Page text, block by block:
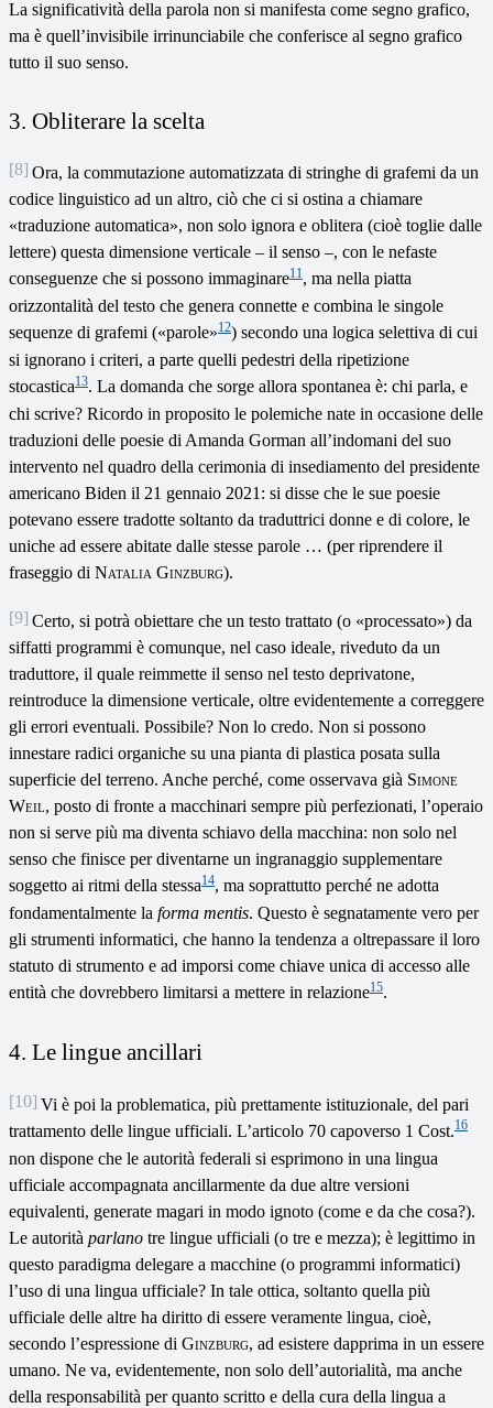
La significatività della parola non si manifesta come segno grafico,
ma è quell’invisibile irrinunciabile che conferisce al segno grafico
tutto il suo senso.
3. Obliterare la scelta
[8] Ora, la commutazione automatizzata di stringhe di grafemi da un
codice linguistico ad un altro, ciò che ci si ostina a chiamare
«traduzione automatica», non solo ignora e oblitera (cioè toglie dalle
lettere) questa dimensione verticale – il senso –, con le nefaste
conseguenze che si possono immaginare11 , ma nella piatta
orizzontalità del testo che genera connette e combina le singole
sequenze di grafemi («parole»12) secondo una logica selettiva di cui
si ignorano i criteri, a parte quelli pedestri della ripetizione
stocastica13. La domanda che sorge allora spontanea è: chi parla, e
chi scrive? Ricordo in proposito le polemiche nate in occasione delle
traduzioni delle poesie di Amanda Gorman all’indomani del suo
intervento nel quadro della cerimonia di insediamento del presidente
americano Biden il 21 gennaio 2021: si disse che le sue poesie
potevano essere tradotte soltanto da traduttrici donne e di colore, le
uniche ad essere abitate dalle stesse parole … (per riprendere il
fraseggio di Natalia Ginzburg).
[9] Certo, si potrà obiettare che un testo trattato (o «processato») da
siffatti programmi è comunque, nel caso ideale, riveduto da un
traduttore, il quale reimmette il senso nel testo deprivatone,
reintroduce la dimensione verticale, oltre evidentemente a correggere
gli errori eventuali. Possibile? Non lo credo. Non si possono
innestare radici organiche su una pianta di plastica posata sulla
superficie del terreno. Anche perché, come osservava già Simone
Weil, posto di fronte a macchinari sempre più perfezionati, l’operaio
non si serve più ma diventa schiavo della macchina: non solo nel
senso che finisce per diventarne un ingranaggio supplementare
soggetto ai ritmi della stessa14, ma soprattutto perché ne adotta
fondamentalmente la forma mentis. Questo è segnatamente vero per
gli strumenti informatici, che hanno la tendenza a oltrepassare il loro
statuto di strumento e ad imporsi come chiave unica di accesso alle
entità che dovrebbero limitarsi a mettere in relazione15.
4. Le lingue ancillari
[10] Vi è poi la problematica, più prettamente istituzionale, del pari
trattamento delle lingue ufficiali. L’articolo 70 capoverso 1 Cost.16
non dispone che le autorità federali si esprimono in una lingua
ufficiale accompagnata ancillarmente da due altre versioni
equivalenti, generate magari in modo ignoto (come e da che cosa?).
Le autorità parlano tre lingue ufficiali (o tre e mezza); è legittimo in
questo paradigma delegare a macchine (o programmi informatici)
l’uso di una lingua ufficiale? In tale ottica, soltanto quella più
ufficiale delle altre ha diritto di essere veramente lingua, cioè,
secondo l’espressione di Ginzburg, ad esistere dapprima in un essere
umano. Ne va, evidentemente, non solo dell’autorialità, ma anche
della responsabilità per quanto scritto e della cura della lingua a